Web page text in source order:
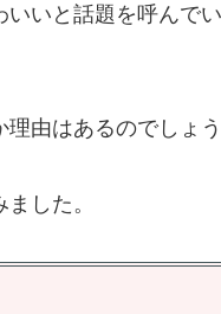
いと話題を呼んで
由はあるのでしょう
した。